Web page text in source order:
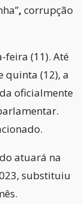
, corrupção
(11). Até
quinta (12), a
oficialmente
atuará na
substituiu